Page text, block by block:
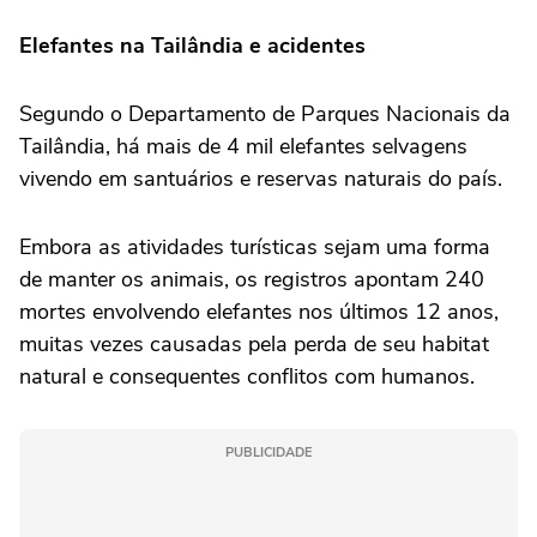
Elefantes na Tailândia e acidentes
Segundo o Departamento de Parques Nacionais da
Tailândia, há mais de 4 mil elefantes selvagens
vivendo em santuários e reservas naturais do país.
Embora as atividades turísticas sejam uma forma
de manter os animais, os registros apontam 240
mortes envolvendo elefantes nos últimos 12 anos,
muitas vezes causadas pela perda de seu habitat
natural e consequentes conflitos com humanos.
PUBLICIDADE